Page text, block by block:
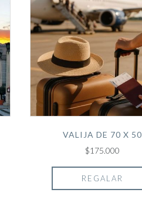
VALIJA DE 70 X 50
$175.000
REGALAR